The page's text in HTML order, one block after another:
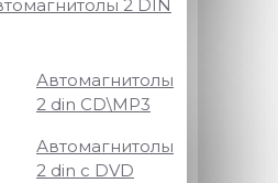
2 DIN
Автомагнитолы
2 din CD\MP3
Автомагнитолы
2 din с DVD